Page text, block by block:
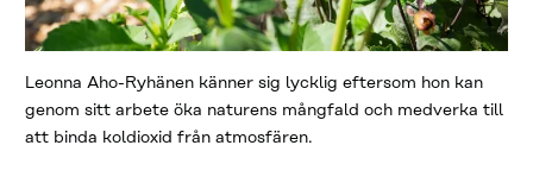
Leonna Aho-Ryhänen känner sig lycklig eftersom hon kan
genom sitt arbete öka naturens mångfald och medverka till
att binda koldioxid från atmosfären.